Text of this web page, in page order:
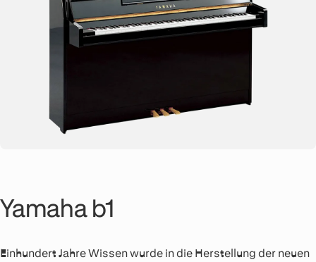
Yamaha b1
Einhundert Jahre Wissen wurde in die Herstellung der neuen